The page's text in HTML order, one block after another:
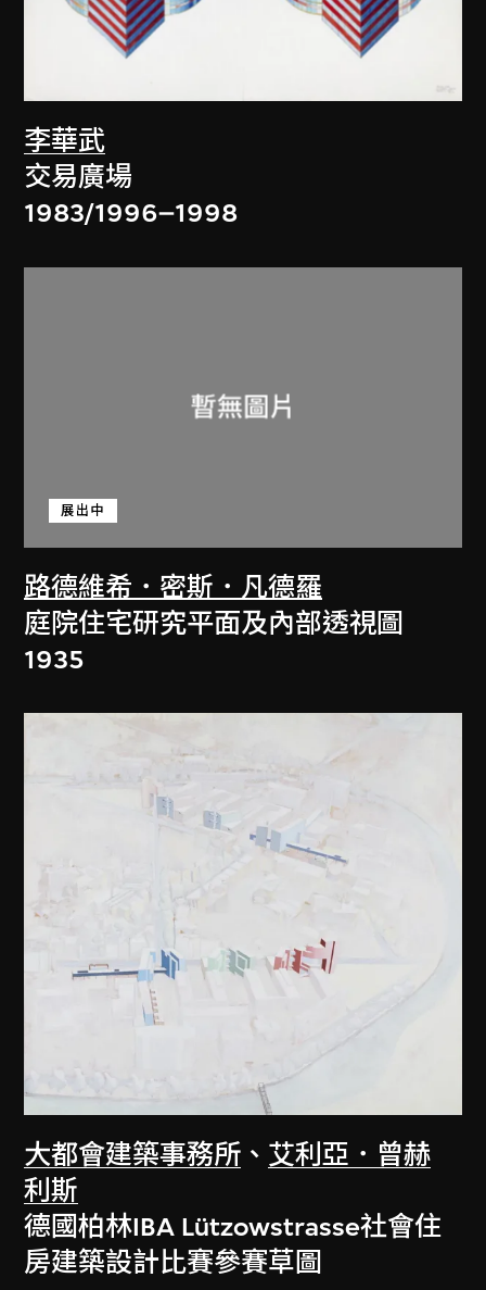
李華武
交易廣場
1983/1996–1998
路德維希．密斯．凡德羅
展出中
庭院住宅研究平面及內部透視圖
1935
大都會建築事務所 、 艾利亞．曾赫
利斯
德國柏林IBA Lützowstrasse社會住
房建築設計比賽參賽草圖